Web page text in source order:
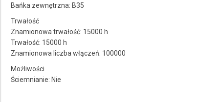
Bańka zewnętrzna: B35
Trwałość
Znamionowa trwałość: 15000 h
Trwałość: 15000 h
Znamionowa liczba włączeń: 100000
Możliwości
Ściemnianie: Nie